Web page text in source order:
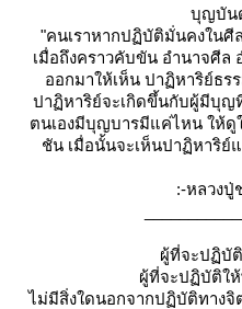
บุญบัน
"คนเราหากปฏิบัติมั่นคงในศี
เมื่อถึงคราวคับขัน อำนาจศีล
ออกมาให้เห็น ปาฏิหาริย์ธร
ปาฏิหาริย์จะเกิดขึ้นกับผู้มีบุญ
ตนเองมีบุญบารมีแค่ไหน ให้ดู
ชัน เมื่อนั้นจะเห็นปาฏิหาริ
:-หลวงปู่
ผู้ที่จะปฏิบั
ผู้ที่จะปฏิบัติใ
ไม่มีสิ่งใดนอกจากปฏิบัติทางจิ